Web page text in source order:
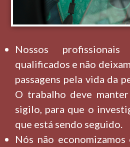
Nossos
qualificados e não
passagens pela vida da
O trabalho deve
sigilo, para que o
que está sendo seguido.
Nós não